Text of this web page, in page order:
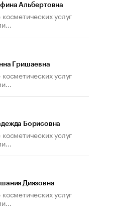
иначе». Как живет глава
Альбертовна
услуг
Гришаевна
услуг
Борисовна
услуг
Диязовна
услуг